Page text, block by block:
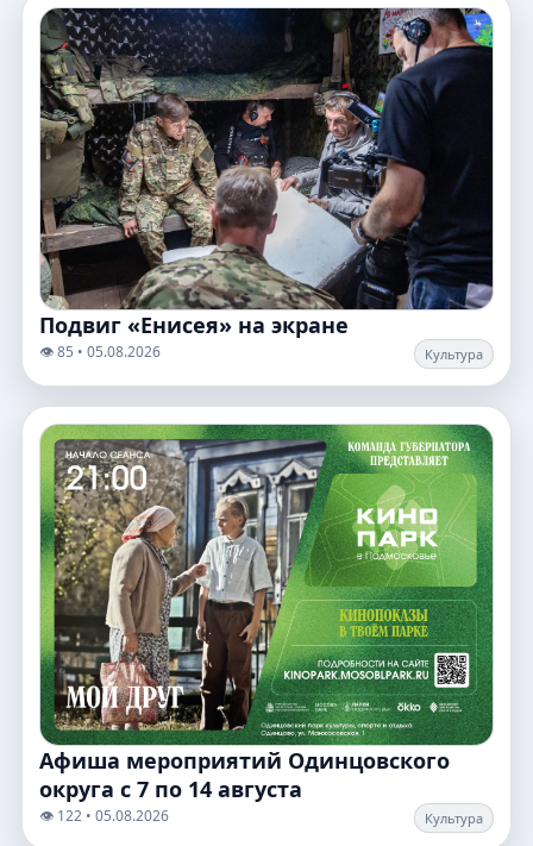
Подвиг «Енисея» на экране
👁️ 85 • 05.08.2026 Культура
Афиша мероприятий Одинцовского
округа с 7 по 14 августа
👁️ 122 • 05.08.2026 Культура